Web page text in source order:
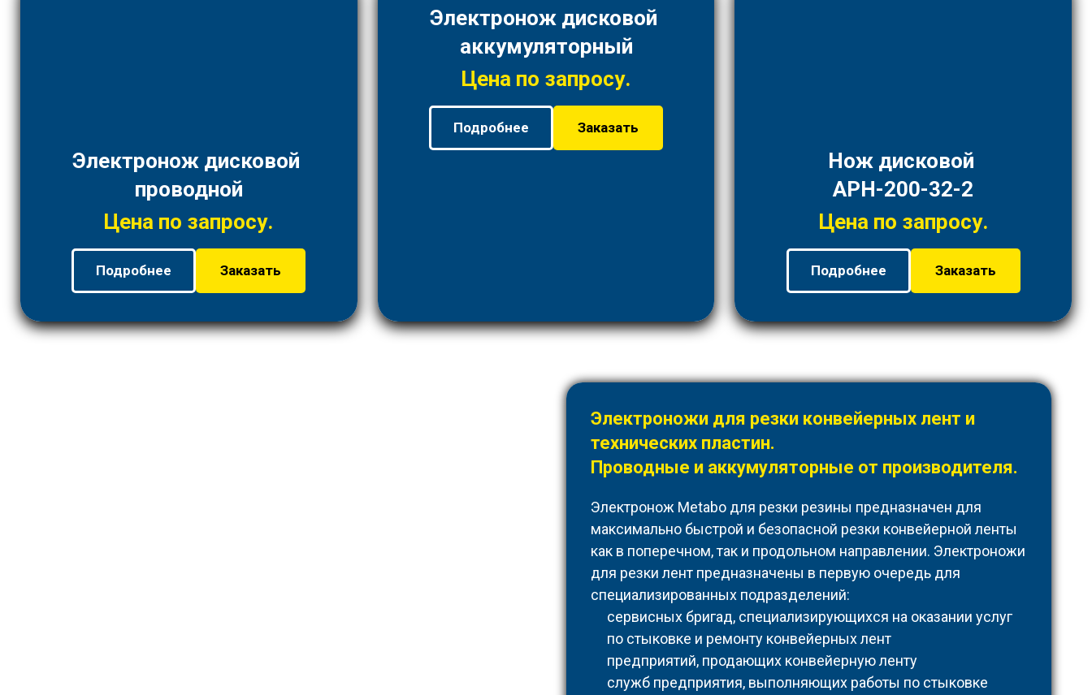
Электронож дисковой
проводной
Цена по запросу.
Подробнее Заказать
Электронож дисковой
аккумуляторный
Цена по запросу.
Подробнее Заказать
Нож дисковой
АРН-200-32-2
Цена по запросу.
Подробнее Заказать
Электроножи для резки конвейерных лент и
технических пластин.
Проводные и аккумуляторные от производителя.
Электронож Metabo для резки резины предназначен для
максимально быстрой и безопасной резки конвейерной ленты
как в поперечном, так и продольном направлении. Электроножи
для резки лент предназначены в первую очередь для
специализированных подразделений:
сервисных бригад, специализирующихся на оказании услуг
по стыковке и ремонту конвейерных лент
предприятий, продающих конвейерную ленту
служб предприятия, выполняющих работы по стыковке